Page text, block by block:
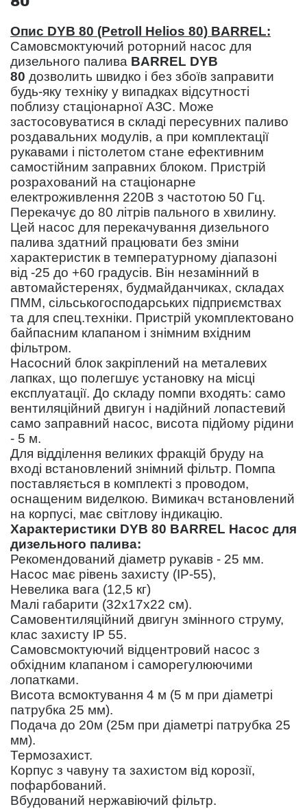
Опис DYB 80 (Petroll Helios 80) BARREL:
Самовсмоктуючий роторний насос для
дизельного палива BARREL DYB
80 дозволить швидко і без збоїв заправити
будь-яку техніку у випадках відсутності
поблизу стаціонарної АЗС. Може
застосовуватися в складі пересувних паливо
роздавальних модулів, а при комплектації
рукавами і пістолетом стане ефективним
самостійним заправних блоком. Пристрій
розрахований на стаціонарне
електроживлення 220В з частотою 50 Гц.
Перекачує до 80 літрів пального в хвилину.
Цей насос для перекачування дизельного
палива здатний працювати без зміни
характеристик в температурному діапазоні
від -25 до +60 градусів. Він незамінний в
автомайстеренях, будмайданчиках, складах
ПММ, сільськогосподарських підприємствах
та для спец.техніки. Пристрій укомплектовано
байпасним клапаном і знімним вхідним
фільтром.
Насосний блок закріплений на металевих
лапках, що полегшує установку на місці
експлуатації. До складу помпи входять: само
вентиляційний двигун і надійний лопастевий
само заправний насос, висота підйому рідини
- 5 м.
Для відділення великих фракцій бруду на
вході встановлений знімний фільтр. Помпа
поставляється в комплекті з проводом,
оснащеним виделкою. Вимикач встановлений
на корпусі, має світлову індикацію.
Характеристики DYB 80 BARREL Насос для
дизельного палива:
Рекомендований діаметр рукавів - 25 мм.
Насос має рівень захисту (IP-55),
Невелика вага (12,5 кг)
Малі габарити (32х17х22 см).
Самовентиляційний двигун змінного струму,
клас захисту IP 55.
Самовсмоктуючий відцентровий насос з
обхідним клапаном і саморегулюючими
лопатками.
Висота всмоктування 4 м (5 м при діаметрі
патрубка 25 мм).
Подача до 20м (25м при діаметрі патрубка 25
мм).
Термозахист.
Корпус з чавуну та захистом від корозії,
пофарбований.
Вбудований нержавіючий фільтр.